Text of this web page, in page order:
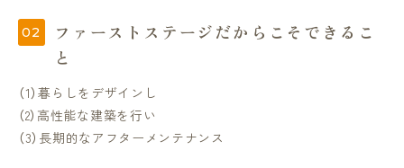
ファーストステージだからこそできるこ
と
（1）暮らしをデザインし
（2）高性能な建築を行い
（3）長期的なアフターメンテナンス